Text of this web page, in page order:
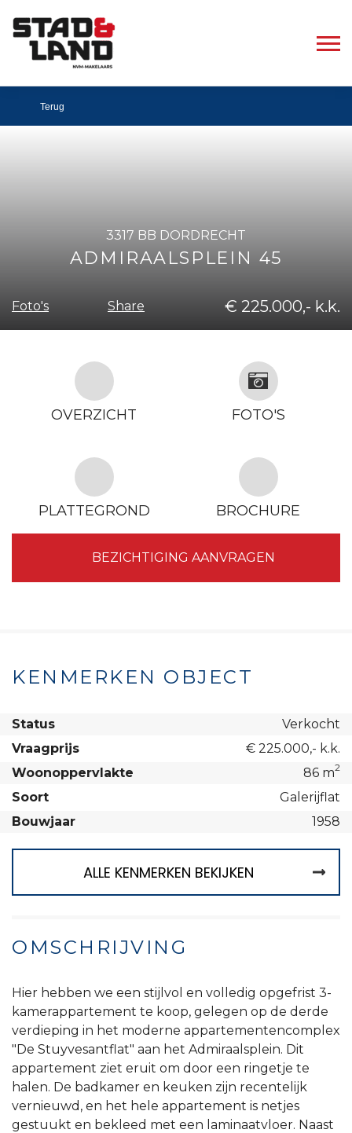
Terug
3317 BB DORDRECHT
ADMIRAALSPLEIN 45
Foto's Share € 225.000,- k.k.
OVERZICHT FOTO'S
PLATTEGROND BROCHURE
BEZICHTIGING AANVRAGEN
KENMERKEN OBJECT
Status
Verkocht
Vraagprijs
€ 225.000,- k.k.
Woonoppervlakte
86 m2
Soort
Galerijflat
Bouwjaar
1958
ALLE KENMERKEN BEKIJKEN
OMSCHRIJVING
Hier hebben we een stijlvol en volledig opgefrist 3-
kamerappartement te koop, gelegen op de derde
verdieping in het moderne appartementencomplex
"De Stuyvesantflat" aan het Admiraalsplein. Dit
appartement ziet eruit om door een ringetje te
halen. De badkamer en keuken zijn recentelijk
vernieuwd, en het hele appartement is netjes
gestuukt en bekleed met een laminaatvloer. Naast